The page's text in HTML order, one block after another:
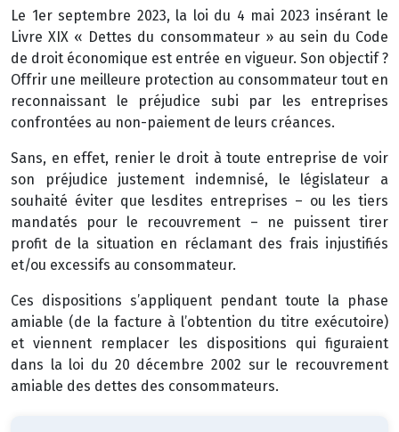
Le 1er septembre 2023, la loi du 4 mai 2023 insérant le
Livre XIX « Dettes du consommateur » au sein du Code
de droit économique est entrée en vigueur. Son objectif ?
Offrir une meilleure protection au consommateur tout en
reconnaissant le préjudice subi par les entreprises
confrontées au non-paiement de leurs créances.
Sans, en effet, renier le droit à toute entreprise de voir
son préjudice justement indemnisé, le législateur a
souhaité éviter que lesdites entreprises – ou les tiers
mandatés pour le recouvrement – ne puissent tirer
profit de la situation en réclamant des frais injustifiés
et/ou excessifs au consommateur.
Ces dispositions s’appliquent pendant toute la phase
amiable (de la facture à l’obtention du titre exécutoire)
et viennent remplacer les dispositions qui figuraient
dans la loi du 20 décembre 2002 sur le recouvrement
amiable des dettes des consommateurs.